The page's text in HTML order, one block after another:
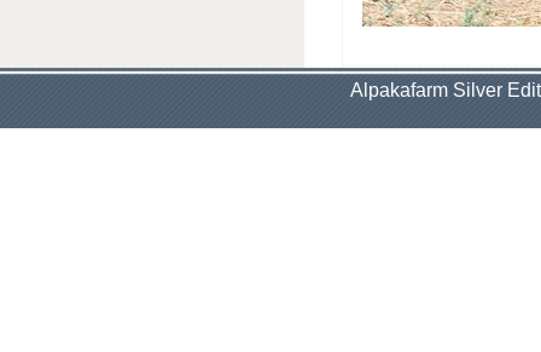
Alpakafarm Silver